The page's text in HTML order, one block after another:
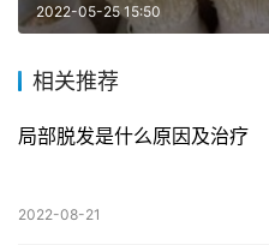
2022-05-25 15:50
相关推荐
局部脱发是什么原因及治疗
2022-08-21